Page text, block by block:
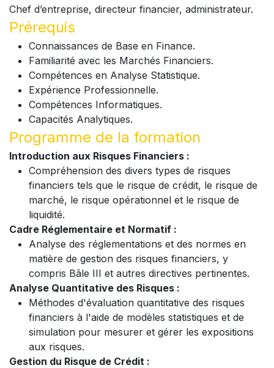
Chef d’entreprise, directeur financier, administrateur.
Prérequis
Connaissances de Base en Finance.
Familiarité avec les Marchés Financiers.
Compétences en Analyse Statistique.
Expérience Professionnelle.
Compétences Informatiques.
Capacités Analytiques.
Programme de la formation
Introduction aux Risques Financiers :
Compréhension des divers types de risques
financiers tels que le risque de crédit, le risque de
marché, le risque opérationnel et le risque de
liquidité.
Cadre Réglementaire et Normatif :
Analyse des réglementations et des normes en
matière de gestion des risques financiers, y
compris Bâle III et autres directives pertinentes.
Analyse Quantitative des Risques :
Méthodes d'évaluation quantitative des risques
financiers à l'aide de modèles statistiques et de
simulation pour mesurer et gérer les expositions
aux risques.
Gestion du Risque de Crédit :